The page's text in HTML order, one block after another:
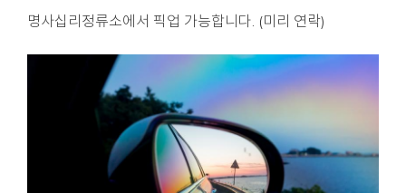
명사십리정류소에서 픽업 가능합니다. (미리 연락)